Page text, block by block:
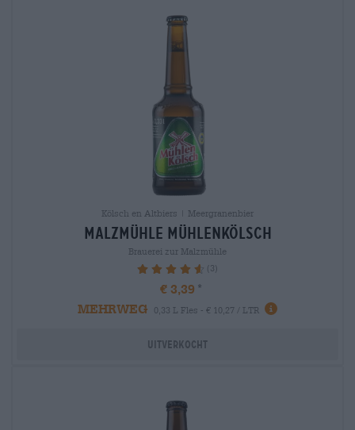
Kölsch en Altbiers | Meergranenbier
malzmühle mühlenkölsch
Brauerei zur Malzmühle
93.33% (3)
€ 3,39
MEHRWEG
0,33 L Fles - € 10,27 / LTR
Uitverkocht